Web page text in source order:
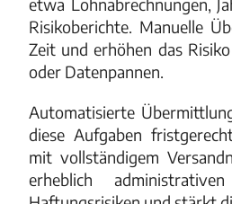
Risikoberichte. Manuelle
Zeit und erhöhen das
oder Datenpannen.
Automatisierte
diese Aufgaben
mit vollständigem
erheblich